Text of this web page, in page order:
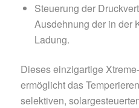
Steuerung der
Ausdehnung der in der
Ladung.
Dieses einzigartige
ermöglicht das
selektiven,